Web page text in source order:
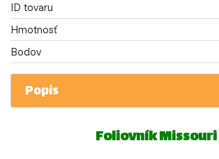
ID tovaru
Hmotnosť
Bodov
Popis
Foliovník Missouri